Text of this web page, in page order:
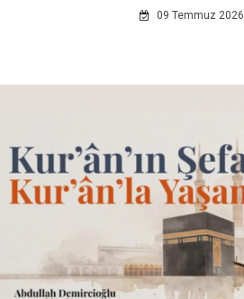
09 Temmuz 2026